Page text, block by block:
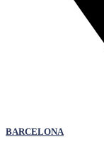
BARCELONA